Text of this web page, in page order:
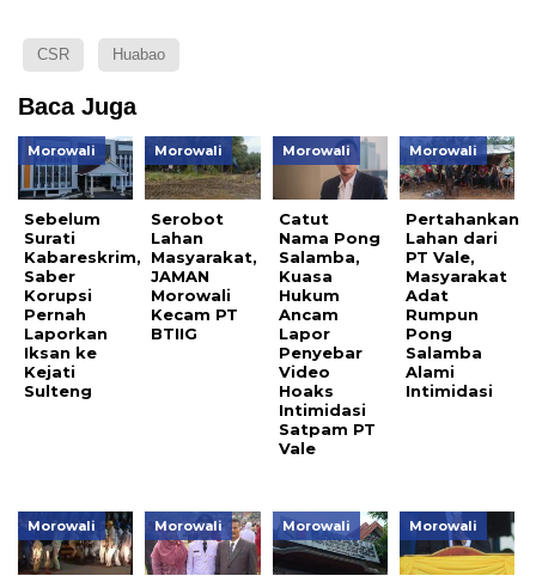
CSR Huabao
Baca Juga
Morowali
Sebelum
Surati
Kabareskrim,
Saber
Korupsi
Pernah
Laporkan
Iksan ke
Kejati
Sulteng
Morowali
Serobot
Lahan
Masyarakat,
JAMAN
Morowali
Kecam PT
BTIIG
Morowali
Catut
Nama Pong
Salamba,
Kuasa
Hukum
Ancam
Lapor
Penyebar
Video
Hoaks
Intimidasi
Satpam PT
Vale
Morowali
Pertahankan
Lahan dari
PT Vale,
Masyarakat
Adat
Rumpun
Pong
Salamba
Alami
Intimidasi
Morowali Morowali Morowali Morowali